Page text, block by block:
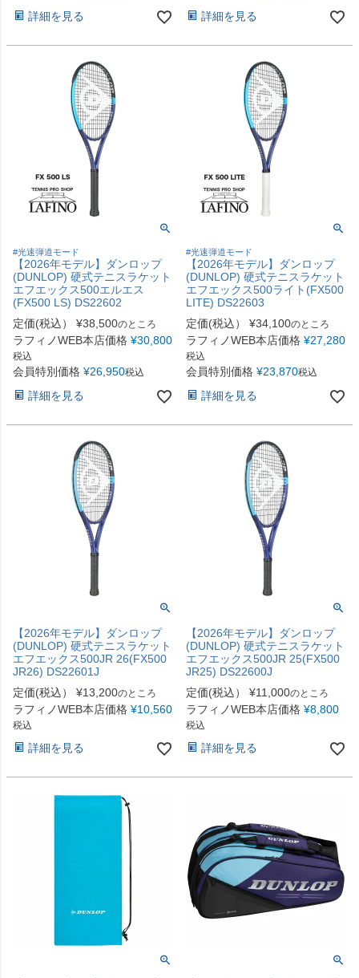
詳細を見る 詳細を見る
#光速弾道モード
【2026年モデル】ダンロップ
(DUNLOP) 硬式テニスラケット
エフエックス500エルエス
(FX500 LS) DS22602
定価(税込）
¥38,500のところ
ラフィノWEB本店価格 ¥30,800
税込
会員特別価格 ¥26,950税込
詳細を見る
#光速弾道モード
【2026年モデル】ダンロップ
(DUNLOP) 硬式テニスラケット
エフエックス500ライト(FX500
LITE) DS22603
定価(税込）
¥34,100のところ
ラフィノWEB本店価格 ¥27,280
税込
会員特別価格 ¥23,870税込
詳細を見る
【2026年モデル】ダンロップ
(DUNLOP) 硬式テニスラケット
エフエックス500JR 26(FX500
JR26) DS22601J
定価(税込）
¥13,200のところ
ラフィノWEB本店価格 ¥10,560
税込
詳細を見る
【2026年モデル】ダンロップ
(DUNLOP) 硬式テニスラケット
エフエックス500JR 25(FX500
JR25) DS22600J
定価(税込）
¥11,000のところ
ラフィノWEB本店価格 ¥8,800
税込
詳細を見る